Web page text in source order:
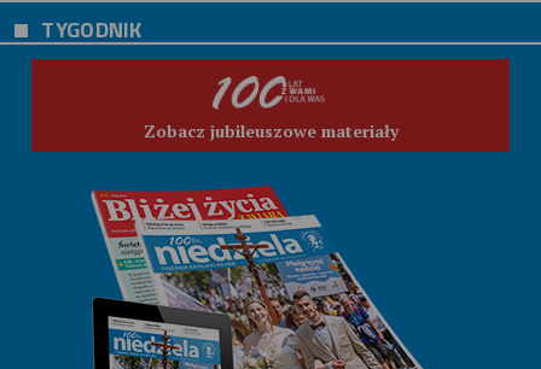
TYGODNIK
Zobacz jubileuszowe materiały